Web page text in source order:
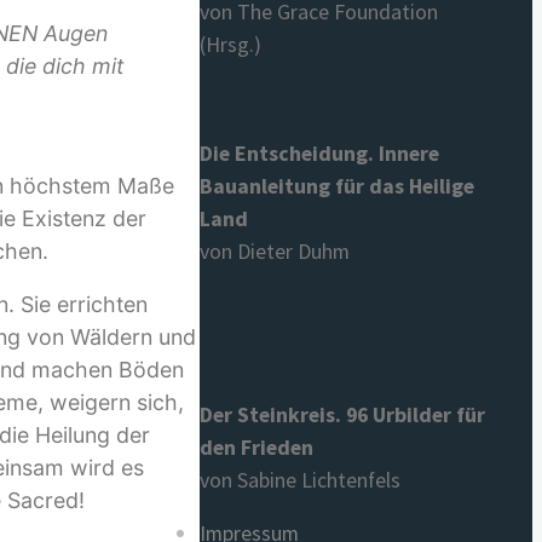
Augen
die dich mit
höchstem Maße
Existenz der
Sie errichten
von Wäldern und
machen Böden
weigern sich,
Heilung der
wird es
Sacred!
von The Grace Foundation
(Hrsg.)
Die Entscheidung. Innere
Bauanleitung für das Heilige
Land
von Dieter Duhm
Der Steinkreis. 96 Urbilder für
den Frieden
von Sabine Lichtenfels
Impressum